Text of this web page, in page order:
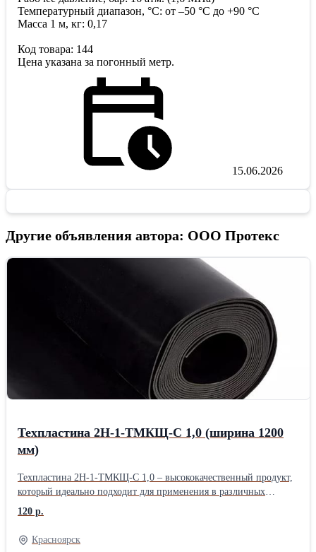
Температурный диапазон, °C: от –50 °С до +90 °С
Масса 1 м, кг: 0,17
Код товара: 144
Цена указана за погонный метр.
15.06.2026
Другие объявления автора: ООО Протекс
Техпластина 2Н-1-ТМКЩ-С 1,0 (ширина 1200
мм)
Техпластина 2Н-1-ТМКЩ-С 1,0 – высококачественный продукт,
который идеально подходит для применения в различных
сферах. Изготавливаемая согласно стандарту ГОСТ 7338-90, эта
резиновая пластина является неформовой и производится на
вулканизаторах непрерывного действия. Отличительной чертой
техпластины является её рабочее давление до 0.1 Мпа, что делает
120 р.
Красноярск